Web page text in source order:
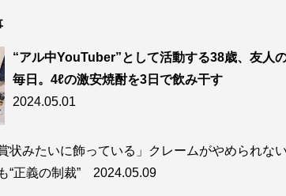
“アル中YouTuber”として活動する38歳、友人
毎日。4ℓの激安焼酎を3日で飲み干す
2024.05.01
状みたいに飾っている」クレームがやめられな
“正義の制裁” 2024.05.09